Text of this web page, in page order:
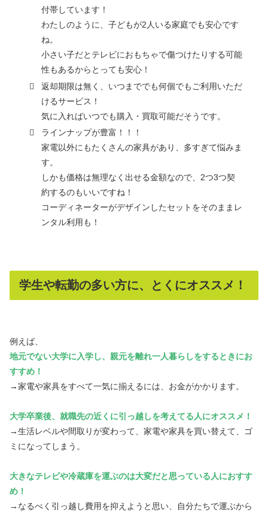
付帯しています！
わたしのように、子どもが2人いる家庭でも安心です
ね。
小さい子だとテレビにおもちゃで傷つけたりする可能
性もあるからとっても安心！
返却期限は無く、いつまででも何個でもご利用いただ
けるサービス！
気に入ればいつでも購入・買取可能だそうです。
ラインナップが豊富！！！
家電以外にもたくさんの家具があり、多すぎて悩みま
す。
しかも価格は無理なく出せる金額なので、2つ3つ契
約するのもいいですね！
コーディネーターがデザインしたセットをそのままレ
ンタル利用も！
学生や転勤の多い方に、とくにオススメ！
例えば、
地元でない大学に入学し、親元を離れ一人暮らしをするときにお
すすめ！
→家電や家具をすべて一気に揃えるには、お金がかかります。
大学卒業後、就職先の近くに引っ越しを考えてる人にオススメ！
→生活レベルや間取りが変わって、家電や家具を買い替えて、ゴ
ミになってしまう。
大きなテレビや冷蔵庫を運ぶのは大変だと思っている人におすす
め！
→なるべく引っ越し費用を抑えようと思い、自分たちで運ぶから